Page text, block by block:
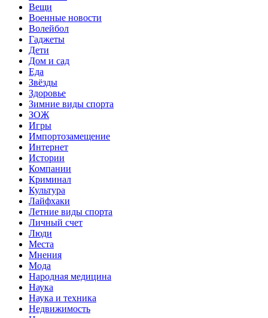
Вещи
Военные новости
Волейбол
Гаджеты
Дети
Дом и сад
Еда
Звёзды
Здоровье
Зимние виды спорта
ЗОЖ
Игры
Импортозамещение
Интернет
Истории
Компании
Криминал
Культура
Лайфхаки
Летние виды спорта
Личный счет
Люди
Места
Мнения
Мода
Народная медицина
Наука
Наука и техника
Недвижимость